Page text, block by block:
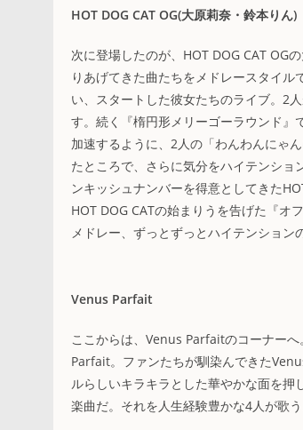
HOT DOG CAT OG(大原莉奈・鈴本りん)
次に登場したのが、HOT DOG CAT OG
りあげてきた曲たちをメドレースタイ
い、スタートした彼女たちのライブ。2
す。続く『楕円形メリーゴーラウンド』
加速するように、2人の「わんわんにゃ
たところで、さらに気分をハイテンシ
ンキッシュナンバーを得意としてきた
HOT DOG CATの始まりうを告げた『オ
メドレー、ずっとずっとハイテンション
Venus Parfait
ここからは、Venus Parfaitのコーナー
Parfait。ファンたちが馴染んできた
ルらしいキラキラとした華やかな面を押
楽曲だ。それを人生経験豊かな4人が歌